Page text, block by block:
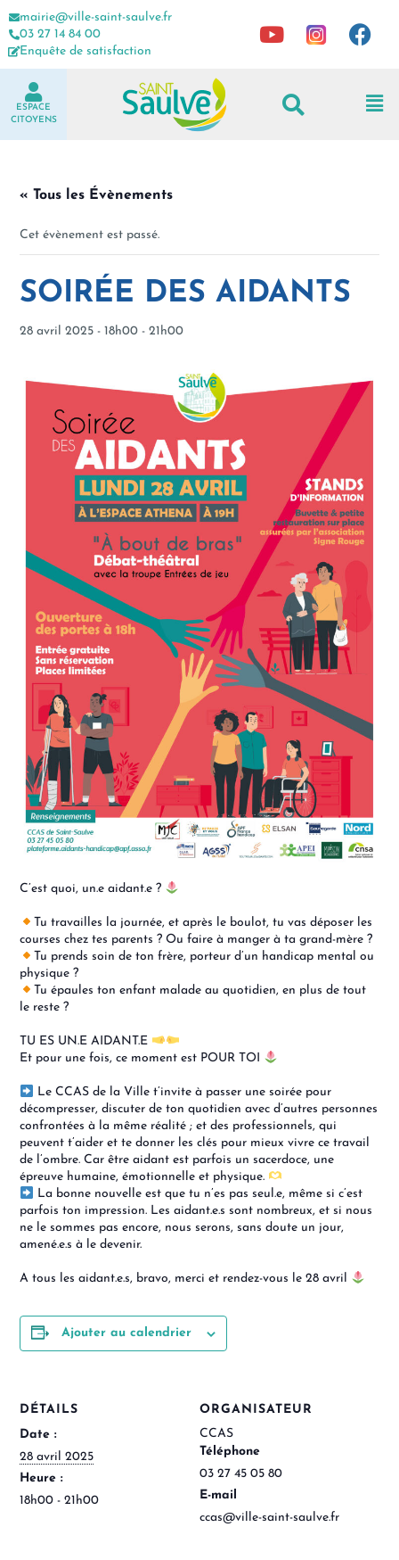
mairie@ville-saint-saulve.fr
03 27 14 84 00
Enquête de satisfaction
ESPACE
CITOYENS
« Tous les Évènements
Cet évènement est passé.
SOIRÉE DES AIDANTS
28 avril 2025 - 18h00 -21h00
C’est quoi, un.e aidant.e ?
Tu travailles la journée, et après le boulot, tu vas déposer les
courses chez tes parents ? Ou faire à manger à ta grand-mère ?
Tu prends soin de ton frère, porteur d’un handicap mental ou
physique ?
Tu épaules ton enfant malade au quotidien, en plus de tout
le reste ?
TU ES UN.E AIDANT.E
Et pour une fois, ce moment est POUR TOI
Le CCAS de la Ville t’invite à passer une soirée pour
décompresser, discuter de ton quotidien avec d’autres personnes
confrontées à la même réalité ; et des professionnels, qui
peuvent t’aider et te donner les clés pour mieux vivre ce travail
de l’ombre. Car être aidant est parfois un sacerdoce, une
épreuve humaine, émotionnelle et physique.
La bonne nouvelle est que tu n’es pas seul.e, même si c’est
parfois ton impression. Les aidant.e.s sont nombreux, et si nous
ne le sommes pas encore, nous serons, sans doute un jour,
amené.e.s à le devenir.
A tous les aidant.e.s, bravo, merci et rendez-vous le 28 avril
Ajouter au calendrier
DÉTAILS
Date :
28 avril 2025
Heure :
18h00 - 21h00
ORGANISATEUR
CCAS
Téléphone
03 27 45 05 80
E-mail
ccas@ville-saint-saulve.fr